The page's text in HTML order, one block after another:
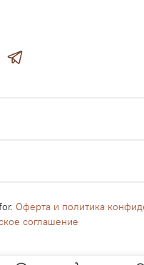
Оферта и политика
соглашение